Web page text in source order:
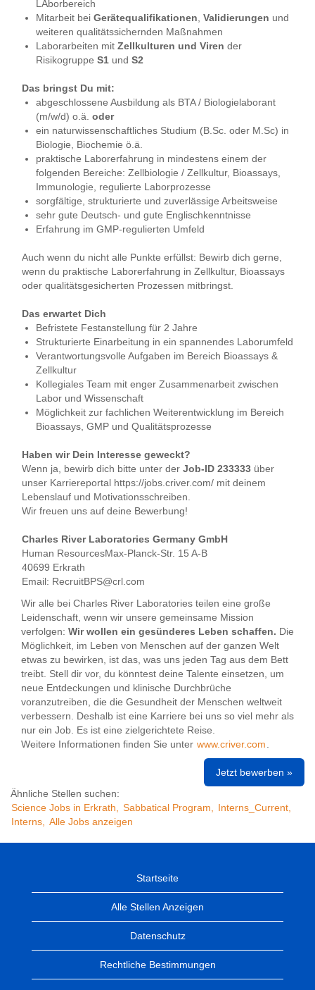
LAborbereich
Mitarbeit bei Gerätequalifikationen Validierungen und
weiteren qualitätssichernden Maßnahmen
Laborarbeiten mit Zellkulturen und Viren der
Risikogruppe S1 und S2
Das bringst Du mit:
abgeschlossene Ausbildung als BTA / Biologielaborant
(m/w/d) o.ä. oder
ein naturwissenschaftliches Studium (B.Sc. oder M.Sc) in
Biologie, Biochemie ö.ä.
praktische Laborerfahrung in mindestens einem der
folgenden Bereiche: Zellbiologie / Zellkultur, Bioassays,
Immunologie, regulierte Laborprozesse
sorgfältige, strukturierte und zuverlässige Arbeitsweise
sehr gute Deutsch- und gute Englischkenntnisse
Erfahrung im GMP-regulierten Umfeld
Auch wenn du nicht alle Punkte erfüllst: Bewirb dich gerne,
wenn du praktische Laborerfahrung in Zellkultur, Bioassays
oder qualitätsgesicherten Prozessen mitbringst.
Das erwartet Dich
Befristete Festanstellung für 2 Jahre
Strukturierte Einarbeitung in ein spannendes Laborumfeld
Verantwortungsvolle Aufgaben im Bereich Bioassays &
Zellkultur
Kollegiales Team mit enger Zusammenarbeit zwischen
Labor und Wissenschaft
Möglichkeit zur fachlichen Weiterentwicklung im Bereich
Bioassays, GMP und Qualitätsprozesse
Haben wir Dein Interesse geweckt?
Wenn ja, bewirb dich bitte unter der Job-ID 233333 über
unser Karriereportal https://jobs.criver.com/ mit deinem
Lebenslauf und Motivationsschreiben.
Wir freuen uns auf deine Bewerbung!
Charles River Laboratories Germany GmbH
Human ResourcesMax-Planck-Str. 15 A-B
40699 Erkrath
Email: RecruitBPS@crl.com
Wir alle bei Charles River Laboratories teilen eine große
Leidenschaft, wenn wir unsere gemeinsame Mission
verfolgen: Wir wollen ein gesünderes Leben schaffen. Die
Möglichkeit, im Leben von Menschen auf der ganzen Welt
etwas zu bewirken, ist das, was uns jeden Tag aus dem Bett
treibt. Stell dir vor, du könntest deine Talente einsetzen, um
neue Entdeckungen und klinische Durchbrüche
voranzutreiben, die die Gesundheit der Menschen weltweit
verbessern. Deshalb ist eine Karriere bei uns so viel mehr als
nur ein Job. Es ist eine zielgerichtete Reise.
Weitere Informationen finden Sie unter www.criver.com
Jetzt bewerben »
Ähnliche Stellen suchen:
Science Jobs in Erkrath,
Sabbatical Program,
Interns_Current,
Interns,
Alle Jobs anzeigen
Startseite
Alle Stellen Anzeigen
Datenschutz
Rechtliche Bestimmungen